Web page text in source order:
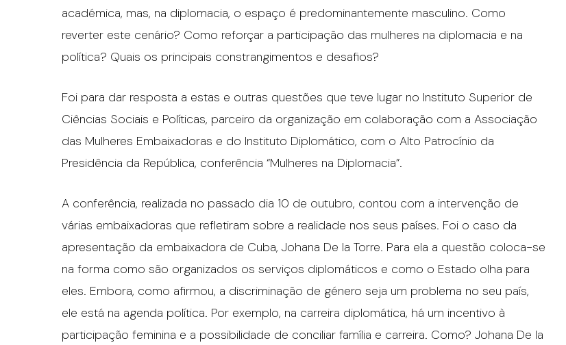
académica, mas, na diplomacia, o espaço é predominantemente masculino. Como
reverter este cenário? Como reforçar a participação das mulheres na diplomacia e na
política? Quais os principais constrangimentos e desafios?
Foi para dar resposta a estas e outras questões que teve lugar no Instituto Superior de
Ciências Sociais e Políticas, parceiro da organização em colaboração com a Associação
das Mulheres Embaixadoras e do Instituto Diplomático, com o Alto Patrocínio da
Presidência da República, conferência “Mulheres na Diplomacia”.
A conferência, realizada no passado dia 10 de outubro, contou com a intervenção de
várias embaixadoras que refletiram sobre a realidade nos seus países. Foi o caso da
apresentação da embaixadora de Cuba, Johana De la Torre. Para ela a questão coloca-se
na forma como são organizados os serviços diplomáticos e como o Estado olha para
eles. Embora, como afirmou, a discriminação de género seja um problema no seu país,
ele está na agenda política. Por exemplo, na carreira diplomática, há um incentivo à
participação feminina e a possibilidade de conciliar família e carreira. Como? Johana De la